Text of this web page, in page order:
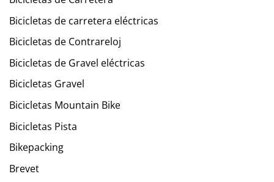
Bicicletas de carretera eléctricas
Bicicletas de Contrareloj
Bicicletas de Gravel eléctricas
Bicicletas Gravel
Bicicletas Mountain Bike
Bicicletas Pista
Bikepacking
Brevet